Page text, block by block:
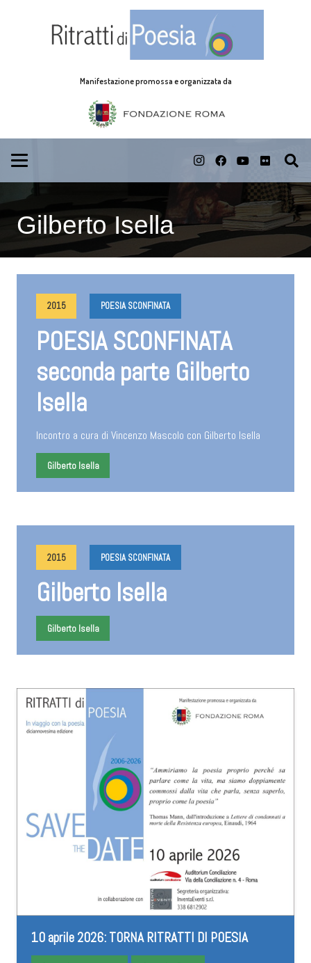
Manifestazione promossa e organizzata da
Gilberto Isella
2015 POESIA SCONFINATA
POESIA SCONFINATA
seconda parte Gilberto
Isella
Incontro a cura di Vincenzo Mascolo con Gilberto Isella
Gilberto Isella
2015 POESIA SCONFINATA
Gilberto Isella
Gilberto Isella
10 aprile 2026: TORNA RITRATTI DI POESIA